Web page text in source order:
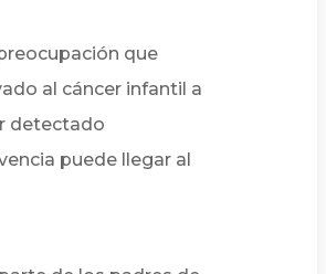
que
al cáncer infantil a
detectado
puede llegar al